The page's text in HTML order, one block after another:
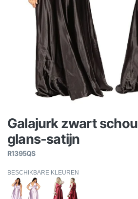
Galajurk zwart
glans-satijn
R1395QS
BESCHIKBARE KLEUREN